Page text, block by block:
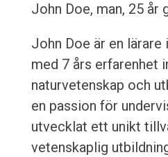
John Doe, man, 25 år
John Doe är en lärare
med 7 års erfarenhet
naturvetenskap och
en passion för
utvecklat ett unikt
vetenskaplig